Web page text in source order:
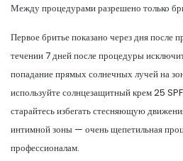
Между процедурами разрешено только
Первое бритье показано через дня после
течении 7 дней после процедуры
попадание прямых солнечных лучей на
используйте солнцезащитный крем 25
старайтесь избегать стесняющую
интимной зоны — очень щепетильная
профессионалам.